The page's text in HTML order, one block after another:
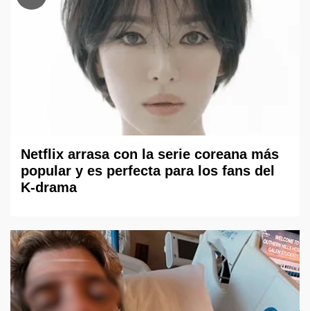
Netflix arrasa con la serie coreana más
popular y es perfecta para los fans del
K-drama